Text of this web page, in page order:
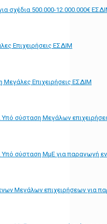
σχέδια 500.000-12.000.000€
Επιχειρήσεις ΕΣΔΙΜ
Επιχειρήσεις ΕΣΔΙΜ
Υπό σύσταση Μεγάλων
Υπό σύσταση ΜμΕ για παραγωγή
Μεγάλων επιχειρήσεων για